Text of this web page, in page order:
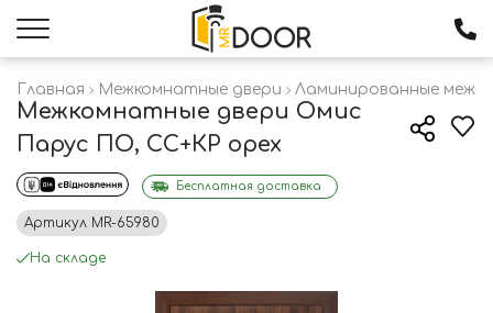
Главная Межкомнатные двери Ламинированные
Межкомнатные двери Омис
Парус ПО, СС+КР орех
Бесплатная доставка
Артикул MR-65980
На складе